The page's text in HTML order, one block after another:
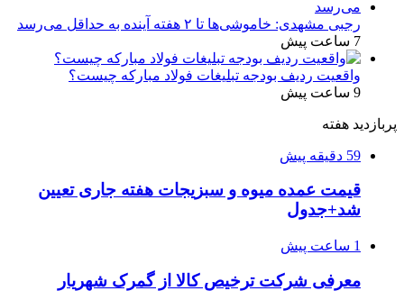
رجبی مشهدی: خاموشی‌ها تا ۲ هفته آینده به حداقل می‌رسد
7 ساعت پیش
واقعیت ردیف بودجه تبلیغات فولاد مبارکه چیست؟
9 ساعت پیش
پربازدید هفته
59 دقیقه پیش
قیمت عمده میوه و سبزیجات هفته جاری تعیین
شد+جدول
1 ساعت پیش
معرفی شرکت ترخیص کالا از گمرک شهریار